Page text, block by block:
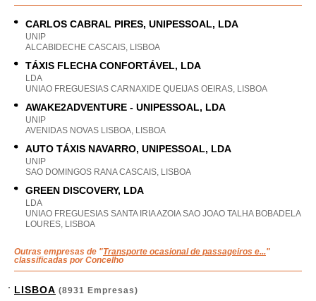
CARLOS CABRAL PIRES, UNIPESSOAL, LDA
UNIP
ALCABIDECHE CASCAIS, LISBOA
TÁXIS FLECHA CONFORTÁVEL, LDA
LDA
UNIAO FREGUESIAS CARNAXIDE QUEIJAS OEIRAS, LISBOA
AWAKE2ADVENTURE - UNIPESSOAL, LDA
UNIP
AVENIDAS NOVAS LISBOA, LISBOA
AUTO TÁXIS NAVARRO, UNIPESSOAL, LDA
UNIP
SAO DOMINGOS RANA CASCAIS, LISBOA
GREEN DISCOVERY, LDA
LDA
UNIAO FREGUESIAS SANTA IRIA AZOIA SAO JOAO TALHA BOBADELA
LOURES, LISBOA
Outras empresas de "Transporte ocasional de passageiros e..."
classificadas por Concelho
LISBOA (8931 Empresas)